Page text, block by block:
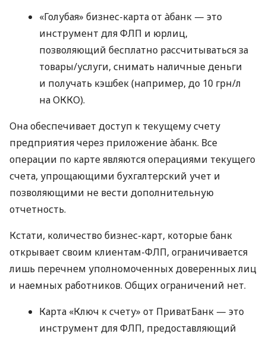
«Голубая» бизнес-карта от àбанк — это
инструмент для ФЛП и юрлиц,
позволяющий бесплатно рассчитываться за
товары/услуги, снимать наличные деньги
и получать кэшбек (например, до 10 грн/л
на ОККО).
Она обеспечивает доступ к текущему счету
предприятия через приложение àбанк. Все
операции по карте являются операциями текущего
счета, упрощающими бухгалтерский учет и
позволяющими не вести дополнительную
отчетность.
Кстати, количество бизнес-карт, которые банк
открывает своим клиентам-ФЛП, ограничивается
лишь перечнем уполномоченных доверенных лиц
и наемных работников. Общих ограничений нет.
Карта «Ключ к счету» от ПриватБанк — это
инструмент для ФЛП, предоставляющий